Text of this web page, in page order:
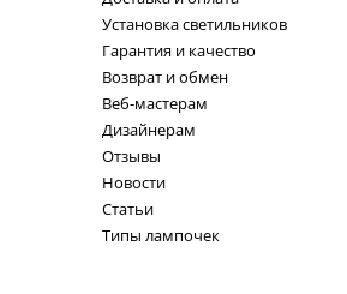
Установка светильников
Гарантия и качество
Возврат и обмен
Веб-мастерам
Дизайнерам
Отзывы
Новости
Статьи
Типы лампочек